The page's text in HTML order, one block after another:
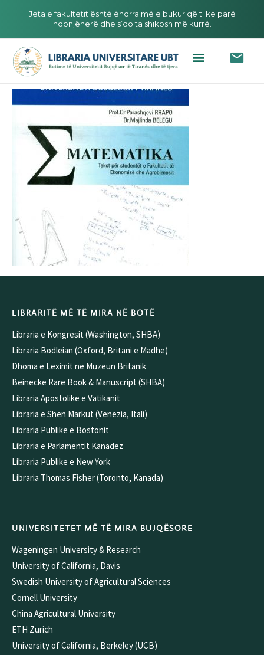
Jeta e fakultetit është ëndrra më e bukur që ti ke parë
ndonjëherë dhe s’do ta shikosh më kurrë.
LIBRARITË MË TË MIRA NË BOTË
Libraria e Kongresit (Washington, SHBA)
Libraria Bodleian (Oxford, Britani e Madhe)
Dhoma e Leximit në Muzeun Britanik
Beinecke Rare Book & Manuscript (SHBA)
Libraria Apostolike e Vatikanit
Libraria e Shën Markut (Venezia, Itali)
Libraria Publike e Bostonit
Libraria e Parlamentit Kanadez
Libraria Publike e New York
Libraria Thomas Fisher (Toronto, Kanada)
UNIVERSITETET MË TË MIRA BUJQËSORE
Wageningen University & Research
University of California, Davis
Swedish University of Agricultural Sciences
Cornell University
China Agricultural University
ETH Zurich
University of California, Berkeley (UCB)